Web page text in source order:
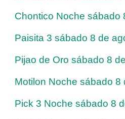
Chontico Noche sábado
Paisita 3 sábado 8 de
Pijao de Oro sábado 8
Motilon Noche sábado 8
Pick 3 Noche sábado 8